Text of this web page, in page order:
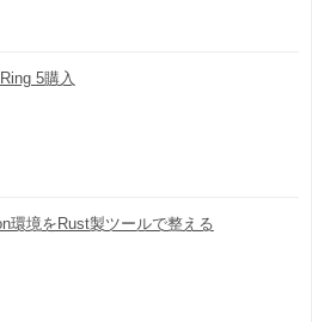
5購入
環境をRust製ツールで整える